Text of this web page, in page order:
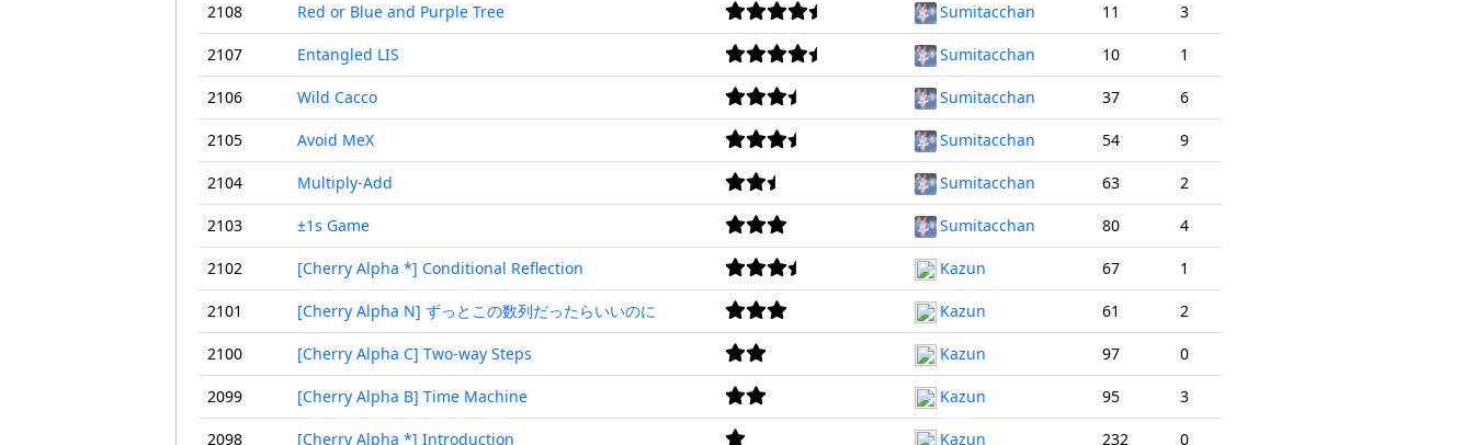
2108 Red or Blue and Purple Tree Sumitacchan 11 3
2107 Entangled LIS Sumitacchan 10 1
2106 Wild Cacco Sumitacchan 37 6
2105 Avoid MeX Sumitacchan 54 9
2104 Multiply-Add Sumitacchan 63 2
2103 ±1s Game Sumitacchan 80 4
2102 [Cherry Alpha *] Conditional Reflection Kazun 67 1
2101 [Cherry Alpha N] ずっとこの数列だったらいいのに Kazun 61 2
2100 [Cherry Alpha C] Two-way Steps Kazun 97 0
2099 [Cherry Alpha B] Time Machine Kazun 95 3
2098 [Cherry Alpha *] Introduction Kazun 232 0